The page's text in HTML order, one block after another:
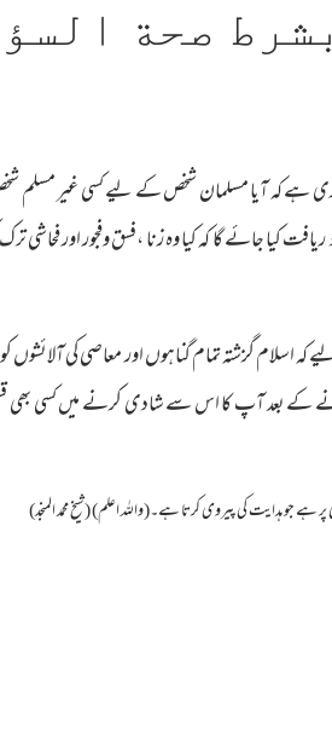
صحة
کہ آیا مسلمان شخص کے لیے کسی غیر مسلم
گا کہ کیا وہ زنا ،فسق وفجور اور فحاشی
گزشتہ تمام گناہوں اور معاصی کی
کے بعد آپ کا اس سے شادی کرنے میں کسی بھی
جو ہدایت کی پیروی کرتا ہے۔(واللہ اعلم) (شیخ محمد المنجد)